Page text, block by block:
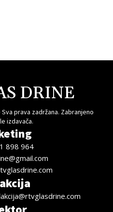
DRINE
prava zadržana. Zabranjeno
izdavača.
898 964